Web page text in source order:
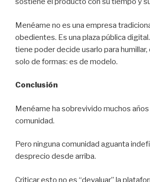
Menéame no es una empresa
obedientes. Es una plaza pública
tiene poder decide usarlo para
solo de formas: es de modelo.
Conclusión
Menéame ha sobrevivido muchos años
comunidad.
Pero ninguna comunidad aguanta
desprecio desde arriba.
Criticar esto no es “devaluar” la